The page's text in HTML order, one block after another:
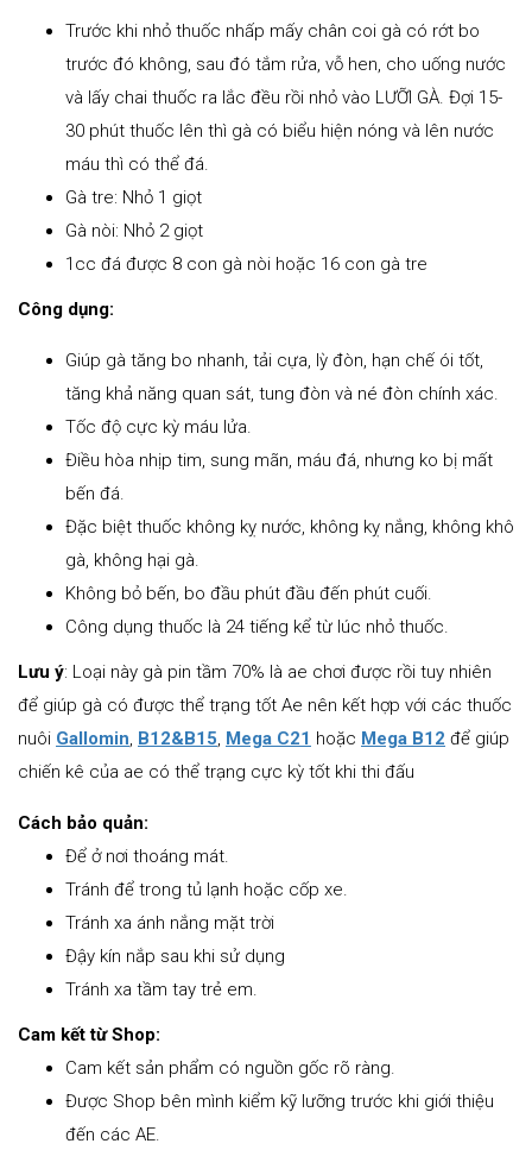
Trước khi nhỏ thuốc nhấp mấy chân coi gà có rớt bo
trước đó không, sau đó tắm rửa, vỗ hen, cho uống nước
và lấy chai thuốc ra lắc đều rồi nhỏ vào LƯỠI GÀ. Đợi 15-
30 phút thuốc lên thì gà có biểu hiện nóng và lên nước
máu thì có thể đá.
Gà tre: Nhỏ 1 giọt
Gà nòi: Nhỏ 2 giọt
1cc đá được 8 con gà nòi hoặc 16 con gà tre
Công dụng:
Giúp gà tăng bo nhanh, tải cựa, lỳ đòn, hạn chế ói tốt,
tăng khả năng quan sát, tung đòn và né đòn chính xác.
Tốc độ cực kỳ máu lửa.
Điều hòa nhịp tim, sung mãn, máu đá, nhưng ko bị mất
bến đá.
Đặc biệt thuốc không kỵ nước, không kỵ nắng, không khô
gà, không hại gà.
Không bỏ bến, bo đầu phút đầu đến phút cuối.
Công dụng thuốc là 24 tiếng kể từ lúc nhỏ thuốc.
Lưu ý: Loại này gà pin tầm 70% là ae chơi được rồi tuy nhiên
để giúp gà có được thể trạng tốt Ae nên kết hợp với các thuốc
nuôi Gallomin, B12&B15, Mega C21 hoặc Mega B12 để giúp
chiến kê của ae có thể trạng cực kỳ tốt khi thi đấu
Cách bảo quản:
Để ở nơi thoáng mát.
Tránh để trong tủ lạnh hoặc cốp xe.
Tránh xa ánh nắng mặt trời
Đậy kín nắp sau khi sử dụng
Tránh xa tầm tay trẻ em.
Cam kết từ Shop:
Cam kết sản phẩm có nguồn gốc rõ ràng.
Được Shop bên mình kiểm kỹ lưỡng trước khi giới thiệu
đến các AE.